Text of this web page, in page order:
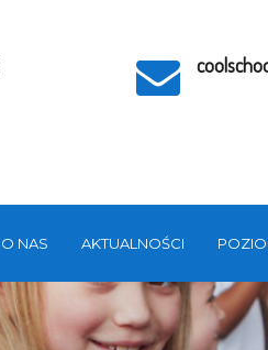
O NAS AKTUALNOŚCI